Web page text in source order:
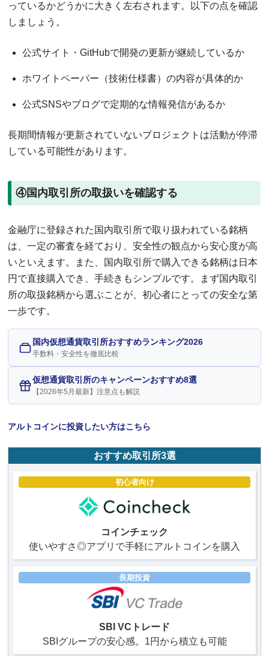
っているかどうかに大きく左右されます。以下の点を確認
しましょう。
公式サイト・GitHubで開発の更新が継続しているか
ホワイトペーパー（技術仕様書）の内容が具体的か
公式SNSやブログで定期的な情報発信があるか
長期間情報が更新されていないプロジェクトは活動が停滞
している可能性があります。
④国内取引所の取扱いを確認する
金融庁に登録された国内取引所で取り扱われている銘柄
は、一定の審査を経ており、安全性の観点から安心度が高
いといえます。また、国内取引所で購入できる銘柄は日本
円で直接購入でき、手続きもシンプルです。まず国内取引
所の取扱銘柄から選ぶことが、初心者にとっての安全な第
一歩です。
国内仮想通貨取引所おすすめランキング2026
手数料・安全性を徹底比較
仮想通貨取引所のキャンペーンおすすめ8選
【2026年5月最新】注意点も解説
アルトコインに投資したい方はこちら
おすすめ取引所3選
初心者向け
コインチェック
使いやすさ◎アプリで手軽にアルトコインを購入
長期投資
SBI VCトレード
SBIグループの安心感。1円から積立も可能